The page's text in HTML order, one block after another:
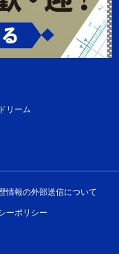
リーム
情報の外部送信について
ーポリシー